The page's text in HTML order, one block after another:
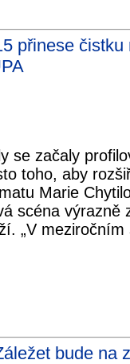
přinese
se začaly
toho, aby
Marie
scéna výrazně
„V
bude na